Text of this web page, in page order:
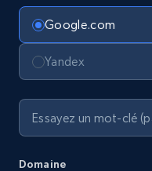
Google.com
Yandex
Domaine